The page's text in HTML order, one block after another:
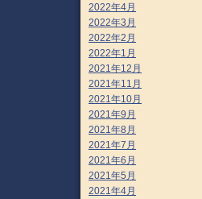
2022年4月
2022年3月
2022年2月
2022年1月
2021年12月
2021年11月
2021年10月
2021年9月
2021年8月
2021年7月
2021年6月
2021年5月
2021年4月